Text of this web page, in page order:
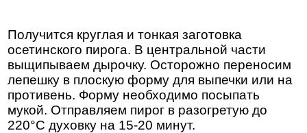
Получится круглая и тонкая заготовка
осетинского пирога. В центральной части
выщипываем дырочку. Осторожно переносим
лепешку в плоскую форму для выпечки или на
противень. Форму необходимо посыпать
мукой. Отправляем пирог в разогретую до
220°C духовку на 15-20 минут.